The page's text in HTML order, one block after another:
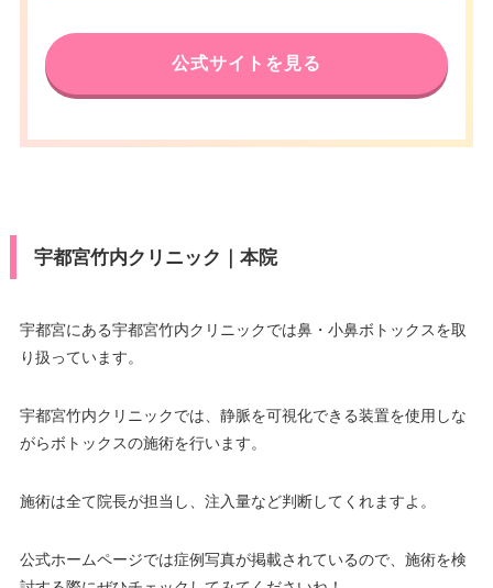
公式サイトを見る
宇都宮竹内クリニック｜本院
宇都宮にある宇都宮竹内クリニックでは鼻・小鼻ボトックスを取
り扱っています。
宇都宮竹内クリニックでは、静脈を可視化できる装置を使用しな
がらボトックスの施術を行います。
施術は全て院長が担当し、注入量など判断してくれますよ。
公式ホームページでは症例写真が掲載されているので、施術を検